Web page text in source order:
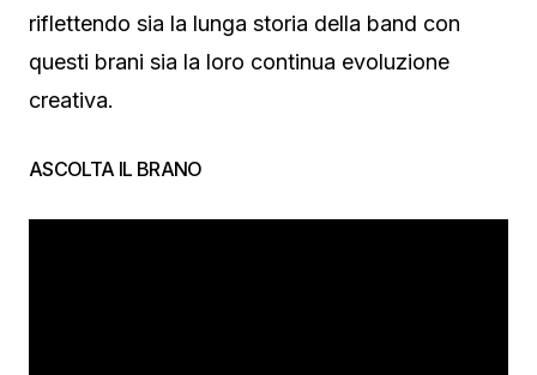
riflettendo sia la lunga storia della band con
questi brani sia la loro continua evoluzione
creativa.
ASCOLTA IL BRANO